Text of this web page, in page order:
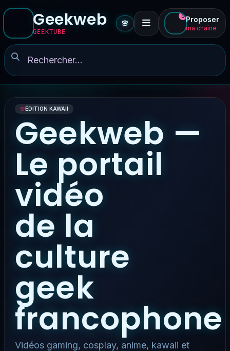
Geekweb
GEEKTUBE
🌸
0 Proposer
ma chaîne
🌸ÉDITION KAWAII
Geekweb —
Le portail
vidéo
de la
culture
geek
francophone
Vidéos gaming, cosplay, anime, kawaii et